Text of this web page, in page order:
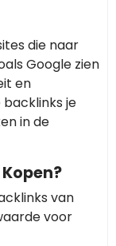
die naar
Google zien
en
je
in de
van
voor